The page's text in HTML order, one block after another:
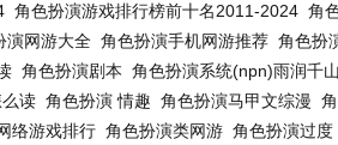
角色扮演游戏排行榜前十名2011-2024 角
演网游大全 角色扮演手机网游推荐 角色扮
角色扮演剧本 角色扮演系统(npn)雨润千
读 角色扮演 情趣 角色扮演马甲文综漫
络游戏排行 角色扮演类网游 角色扮演过度